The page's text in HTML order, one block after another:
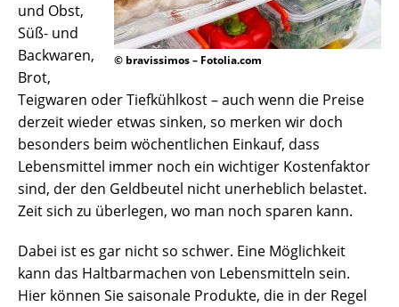
© bravissimos – Fotolia.com
und Obst,
Süß- und
Backwaren,
Brot,
Teigwaren oder Tiefkühlkost – auch wenn die Preise
derzeit wieder etwas sinken, so merken wir doch
besonders beim wöchentlichen Einkauf, dass
Lebensmittel immer noch ein wichtiger Kostenfaktor
sind, der den Geldbeutel nicht unerheblich belastet.
Zeit sich zu überlegen, wo man noch sparen kann.
Dabei ist es gar nicht so schwer. Eine Möglichkeit
kann das Haltbarmachen von Lebensmitteln sein.
Hier können Sie saisonale Produkte, die in der Regel